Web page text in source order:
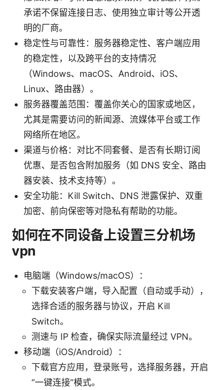
承诺不保留连接日志、使用独立审计等公开透
明的厂商。
稳定性与可靠性：服务器稳定性、客户端应用
的稳定性，以及跨平台的支持情况
（Windows、macOS、Android、iOS、
Linux、路由器）。
服务器覆盖范围：覆盖你关心的国家或地区，
尤其是需要访问的新闻源、流媒体平台或工作
网络所在地区。
渠道与价格：对比不同套餐、是否有长期订阅
优惠、是否包含附加服务（如 DNS 安全、路由
器安装、技术支持等）。
安全功能：Kill Switch、DNS 泄露保护、双重
加密、前向保密等对隐私有帮助的功能。
如何在不同设备上设置三分机场
vpn
电脑端（Windows/macOS）：
下载安装客户端，导入配置（自动或手动），
选择合适的服务器与协议，开启 Kill
Switch。
测速与 IP 检查，确保实际流量经过 VPN。
移动端（iOS/Android）：
下载官方应用，登录账号，选择服务器，开启
“一键连接”模式。